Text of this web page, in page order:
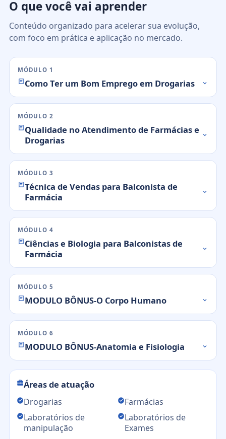
O que você vai aprender
Conteúdo organizado para acelerar sua evolução,
com foco em prática e aplicação no mercado.
MÓDULO 1
Como Ter um Bom Emprego em Drogarias
MÓDULO 2
Qualidade no Atendimento de Farmácias e
Drogarias
MÓDULO 3
Técnica de Vendas para Balconista de
Farmácia
MÓDULO 4
Ciências e Biologia para Balconistas de
Farmácia
MÓDULO 5
MODULO BÔNUS-O Corpo Humano
MÓDULO 6
MODULO BÔNUS-Anatomia e Fisiologia
Áreas de atuação
Drogarias
Farmácias
Laboratórios de
manipulação
Laboratórios de
Exames